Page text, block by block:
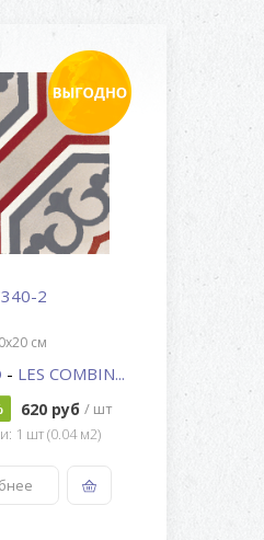
2
см
- LES COMBIN...
620 руб / шт
1 шт (0.04 м2)